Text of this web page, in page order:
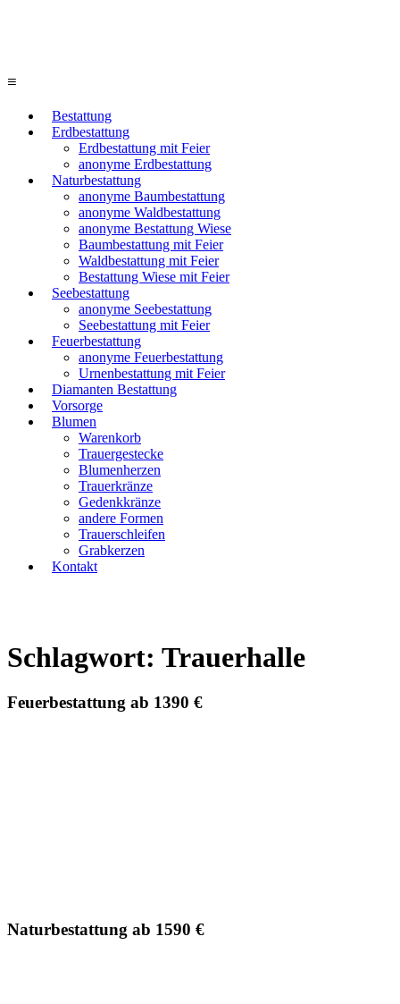
≡
Bestattung
Erdbestattung
Erdbestattung mit Feier
anonyme Erdbestattung
Naturbestattung
anonyme Baumbestattung
anonyme Waldbestattung
anonyme Bestattung Wiese
Baumbestattung mit Feier
Waldbestattung mit Feier
Bestattung Wiese mit Feier
Seebestattung
anonyme Seebestattung
Seebestattung mit Feier
Feuerbestattung
anonyme Feuerbestattung
Urnenbestattung mit Feier
Diamanten Bestattung
Vorsorge
Blumen
Warenkorb
Trauergestecke
Blumenherzen
Trauerkränze
Gedenkkränze
andere Formen
Trauerschleifen
Grabkerzen
Kontakt
Schlagwort: Trauerhalle
Feuerbestattung ab 1390 €
Naturbestattung ab 1590 €